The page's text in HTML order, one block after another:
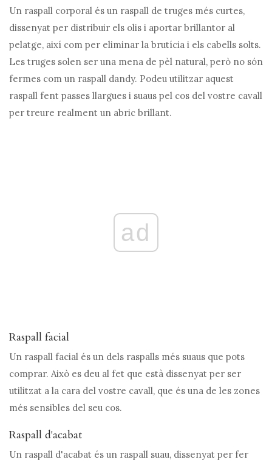
Un raspall corporal és un raspall de truges més curtes,
dissenyat per distribuir els olis i aportar brillantor al
pelatge, així com per eliminar la brutícia i els cabells solts.
Les truges solen ser una mena de pèl natural, però no són
fermes com un raspall dandy. Podeu utilitzar aquest
raspall fent passes llargues i suaus pel cos del vostre cavall
per treure realment un abric brillant.
ad
Raspall facial
Un raspall facial és un dels raspalls més suaus que pots
comprar. Això es deu al fet que està dissenyat per ser
utilitzat a la cara del vostre cavall, que és una de les zones
més sensibles del seu cos.
Raspall d'acabat
Un raspall d'acabat és un raspall suau, dissenyat per fer